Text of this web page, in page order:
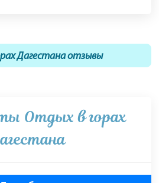
Дагестана отзывы
Отдых в горах